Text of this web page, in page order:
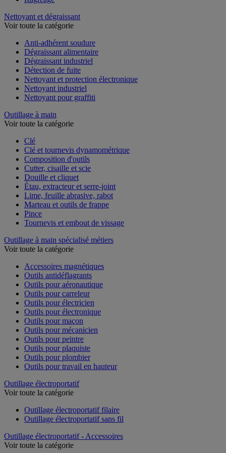
Nettoyant et dégraissant
Voir toute la catégorie
Anti-adhérent soudure
Dégraissant alimentaire
Dégraissant industriel
Détection de fuite
Nettoyant et protection électronique
Nettoyant industriel
Nettoyant pour graffiti
Outillage à main
Voir toute la catégorie
Clé
Clé et tournevis dynamométrique
Composition d'outils
Cutter, cisaille et scie
Douille et cliquet
Étau, extracteur et serre-joint
Lime, feuille abrasive, rabot
Marteau et outils de frappe
Pince
Tournevis et embout de vissage
Outillage à main spécialisé métiers
Voir toute la catégorie
Accessoires magnétiques
Outils antidéflagrants
Outils pour aéronautique
Outils pour carreleur
Outils pour électricien
Outils pour électronique
Outils pour maçon
Outils pour mécanicien
Outils pour peintre
Outils pour plaquiste
Outils pour plombier
Outils pour travail en hauteur
Outillage électroportatif
Voir toute la catégorie
Outillage électroportatif filaire
Outillage électroportatif sans fil
Outillage électroportatif - Accessoires
Voir toute la catégorie